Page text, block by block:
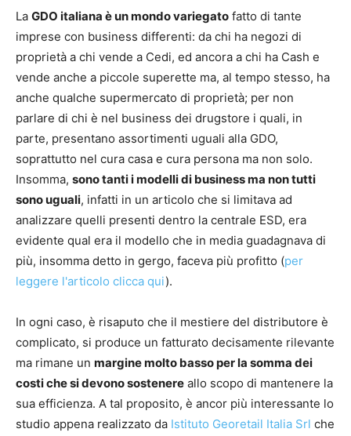
La GDO italiana è un mondo variegato fatto di tante
imprese con business differenti: da chi ha negozi di
proprietà a chi vende a Cedi, ed ancora a chi ha Cash e
vende anche a piccole superette ma, al tempo stesso, ha
anche qualche supermercato di proprietà; per non
parlare di chi è nel business dei drugstore i quali, in
parte, presentano assortimenti uguali alla GDO,
soprattutto nel cura casa e cura persona ma non solo.
Insomma, sono tanti i modelli di business ma non tutti
sono uguali, infatti in un articolo che si limitava ad
analizzare quelli presenti dentro la centrale ESD, era
evidente qual era il modello che in media guadagnava di
più, insomma detto in gergo, faceva più profitto (per
leggere l'articolo clicca qui).
In ogni caso, è risaputo che il mestiere del distributore è
complicato, si produce un fatturato decisamente rilevante
ma rimane un margine molto basso per la somma dei
costi che si devono sostenere allo scopo di mantenere la
sua efficienza. A tal proposito, è ancor più interessante lo
studio appena realizzato da Istituto Georetail Italia Srl che